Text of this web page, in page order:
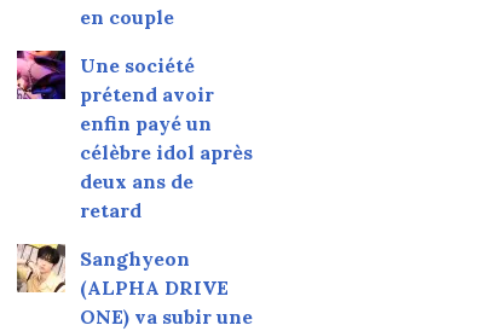
en couple
Une société
prétend avoir
enfin payé un
célèbre idol après
deux ans de
retard
Sanghyeon
(ALPHA DRIVE
ONE) va subir une